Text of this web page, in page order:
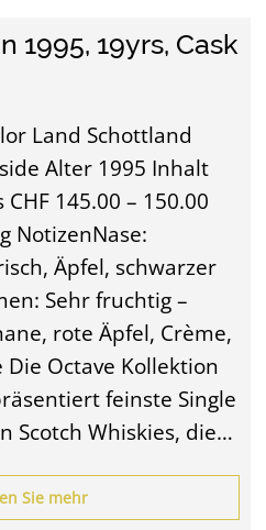
1995, 19yrs, Cask
Land Schottland
Alter 1995 Inhalt
145.00 – 150.00
NotizenNase:
Äpfel, schwarzer
Sehr fruchtig –
rote Äpfel, Crème,
Octave Kollektion
feinste Single
Scotch Whiskies, die…
Sie mehr